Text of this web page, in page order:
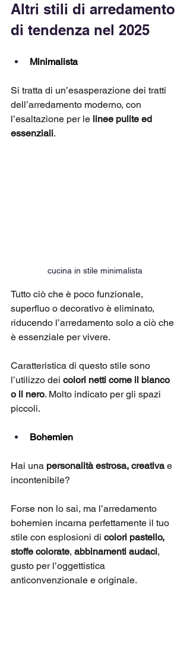
Altri stili di arredamento
di tendenza nel 2025
Minimalista
Si tratta di un’esasperazione dei tratti
dell’arredamento moderno, con
l’esaltazione per le linee pulite ed
essenziali.
cucina in stile minimalista
Tutto ciò che è poco funzionale,
superfluo o decorativo è eliminato,
riducendo l’arredamento solo a ciò che
è essenziale per vivere.
Caratteristica di questo stile sono
l’utilizzo dei colori netti come il bianco
o il nero. Molto indicato per gli spazi
piccoli.
Bohemien
Hai una personalità estrosa, creativa e
incontenibile?
Forse non lo sai, ma l’arredamento
bohemien incarna perfettamente il tuo
stile con esplosioni di colori pastello,
stoffe colorate, abbinamenti audaci,
gusto per l’oggettistica
anticonvenzionale e originale.